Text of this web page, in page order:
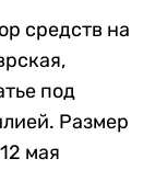
средств на
под
Размер
мая